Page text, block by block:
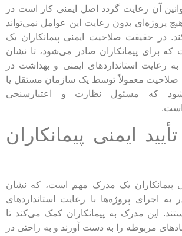
آن رعایت گردد اصل ایمنی کار است در
پروژه‌ای بدون رعایت این عوامل نمی‌تواند
در حقیقت صلاحیت ایمنی پیمانکاران یک
برای پیمانکاران صادر می‌شود، تا نشان
رعایت استانداردهای ایمنی و بهداشت در
صلاحیت معمولاً توسط یک سازمان مستقل یا
که مسئول نظارت و اعتبارسنجی
است.
ایمنی پیمانکاران
پیمانکاران یک مدرک مهم است، که نشان
به اجرای پروژه‌ها با رعایت استانداردهای
این مدرک به پیمانکاران کمک می‌کند تا
مربوطه را به دست آورند و به راحتی در